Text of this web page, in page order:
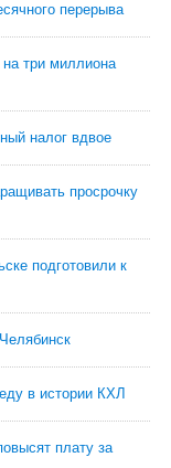
перерыва
три миллиона
налог вдвое
просрочку
подготовили к
в истории КХЛ
плату за